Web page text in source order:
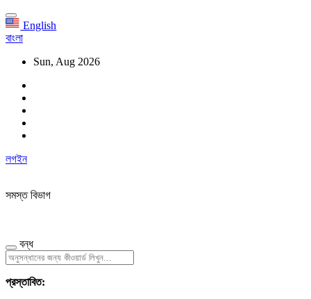
English
বাংলা
Sun, Aug 2026
লগইন
সমস্ত বিভাগ
বন্ধ
প্রস্তাবিত: